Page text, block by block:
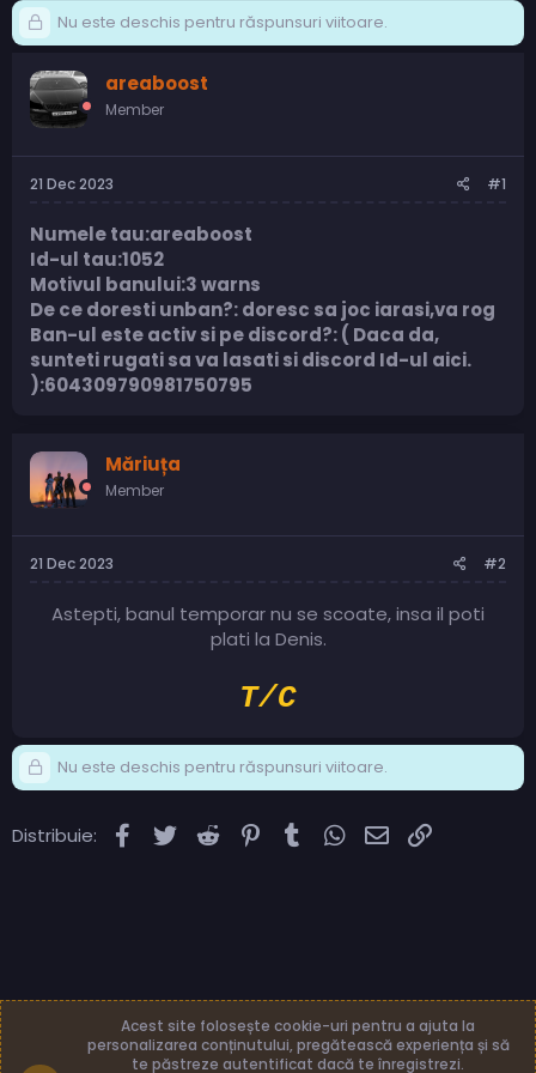
Nu este deschis pentru răspunsuri viitoare.
areaboost
Member
21 Dec 2023 #1
Numele tau:areaboost
Id-ul tau:1052
Motivul banului:3 warns
De ce doresti unban?: doresc sa joc iarasi,va rog
Ban-ul este activ si pe discord?: ( Daca da,
sunteti rugati sa va lasati si discord Id-ul aici.
):604309790981750795
Măriuța
Member
21 Dec 2023 #2
Astepti, banul temporar nu se scoate, insa il poti
plati la Denis.
T/C
Nu este deschis pentru răspunsuri viitoare.
Distribuie: Facebook
TwitterReddit PinterestTumblrWhatsApp
Email
Acest site folosește cookie-uri pentru a ajuta la
personalizarea conținutului, pregătească experiența și să
te păstreze autentificat dacă te înregistrezi.